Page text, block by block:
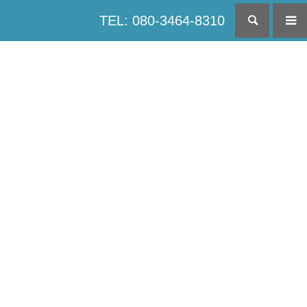
TEL: 080-3464-8310 検索